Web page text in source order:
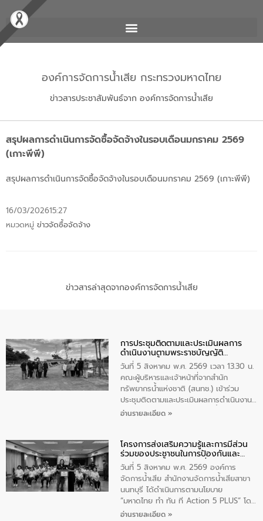
องค์การจัดการน้ำเสีย กระทรวงมหาดไทย
ข่าวสารประชาสัมพันธ์จาก องค์การจัดการน้ำเสีย
สรุปผลการดำเนินการจัดซื้อจัดจ้างในรอบเดือนมกราคม 2569
(เกาะพีพี)
สรุปผลการดำเนินการจัดซื้อจัดจ้างในรอบเดือนมกราคม 2569 (เกาะพีพี)
16/03/202615:27
หมวดหมู่ ข่าวจัดซื้อจัดจ้าง
ข่าวสารล่าสุดจากองค์การจัดการน้ำเสีย
การประชุมติดตามและประเมินผลการ
ดำเนินงานตามพระราชบัญญัติ
ทรัพยากรน้ำ พ.ศ. 2561 ประจำ
ปีงบประมาณ พ.ศ. 2569
วันที่ 5 สิงหาคม พ.ศ. 2569 เวลา 13.30 น.
คณะผู้บริหารและเจ้าหน้าที่จากสำนัก
ทรัพยากรน้ำแห่งชาติ (สนทช.) เข้าร่วม
ประชุมติดตามและประเมินผลการดำเนินงาน
ตามพระราชบัญญัติทรัพยากรน้ำ พ.ศ. 2561
วัดสิงห์ จังหวัดชัยนาท โดยมีนายแสงชัย
สุขชื่น นายกเทศมนตรีตำบลวัดสิงห์ คณะผู้
บริหารเทศบาลตำบลวัดสิงห์ ผู้นำชุมชน และ
ประชาชนในพื้นที่เทศบาลตำบลวัดสิงก์ที่มี
ส่วนได้ส่วนเสียในโครงก่อสร้างศูนย์บริหาร
จัดการคุณภาพน้ำเทศบาลตำบลวัดสิงห์
จังหวัดชัยนาท ให้การต้อนรับ
อ่านรายละเอียด »
โครงการส่งเสริมความรู้และการมีส่วน
ร่วมของประชาชนในการป้องกันและ
แก้ไขปัญหาน้ำเสียอย่างยั่งยืน
วันที่ 5 สิงหาคม พ.ศ. 2569 องค์การ
จัดการน้ำเสีย สำนักงานจัดการน้ำเสียสาขา
นนทบุรี ได้ดำเนินการตามนโยบาย
“มหาดไทย ทำ ทัน ที Action 5 PLUS” โดย
จัดโครงการส่งเสริมความรู้และการมีส่วน
อ่านรายละเอียด »